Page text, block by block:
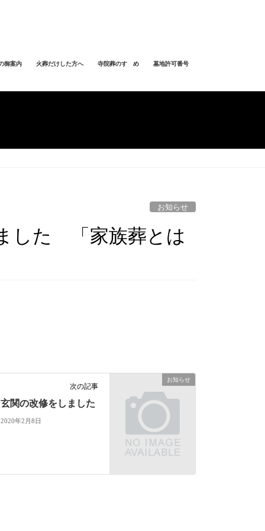
御案内 火葬だけした方へ 寺院葬のすゝめ 墓地許可番号
お知らせ
した 「家族葬とは
お知らせ
次の記事
玄関の改修をしました
2020年2月8日